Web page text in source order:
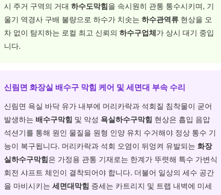
시 주거 구역의 거대 하수도막힘을 속시원히 관통 통수시키며, 기
울기 역경사 구배 불량으로 하수가 치솟는 하수관역류현상을 오
차 없이 탐지하는 로컬 최고 신뢰의 하수구업체 가 상시 대기 중입
니다.
신림면 화장실 배수구 막힘 케어 및 세면대 부속 수리
신림면 욕실 바닥 유가 내부에 머리카락과 석회질 침착물이 굳어
발생하는 배수구막힘 및 악성 욕실하수구막힘 현상은 흡입 음압
석션기를 통해 원인 물질을 원형 인양 유치 수거해야 정상 통수 기
능이 복구됩니다. 머리카락과 석회 오염이 뒤엉켜 유발되는 화장
실하수구막힘은 가정용 관통 기재로는 한계가 뚜렷해 특수 가변식
회전 샤프트 체인이 결착되어야 합니다. 더불어 일상의 세수 공간
을 마비시키는 세면대막힘 증세는 카트리지 및 트랩 내벽에 미세